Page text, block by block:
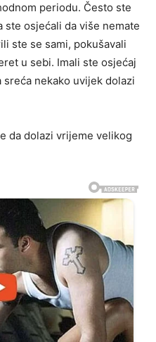
periodu. Često ste
ste osjećali da više nemate
ste se sami, pokušavali
u sebi. Imali ste osjećaj
nekako uvijek dolazi
da dolazi vrijeme velikog